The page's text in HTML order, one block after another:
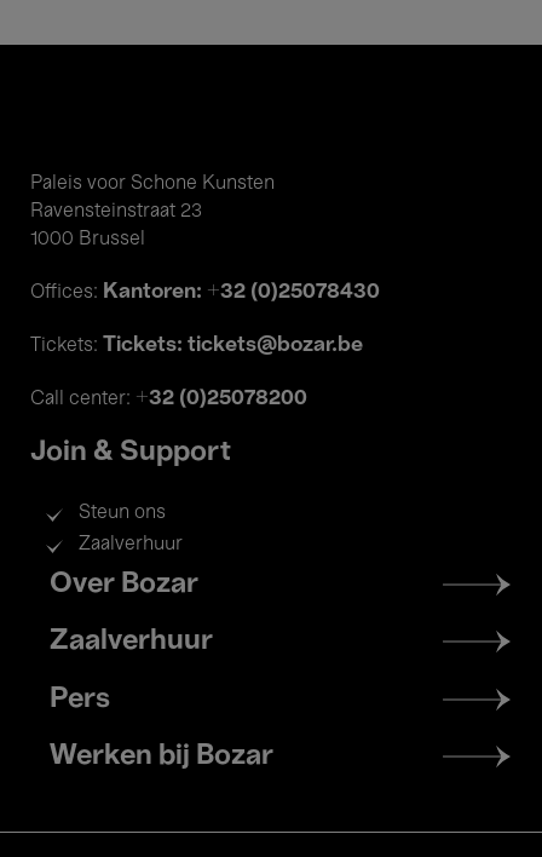
Paleis voor Schone Kunsten
Ravensteinstraat 23
1000 Brussel
Offices: Kantoren: +32 (0)25078430
Tickets: Tickets: tickets@bozar.be
Call center: +32 (0)25078200
Join & Support
Steun ons
Zaalverhuur
Footer
menu
Over Bozar
Zaalverhuur
Pers
Werken bij Bozar